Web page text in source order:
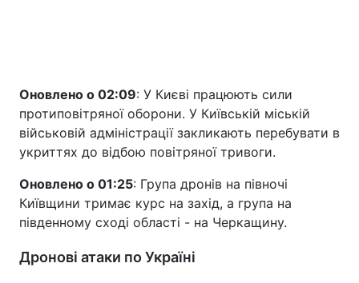
Оновлено о 02:09: У Києві працюють сили
протиповітряної оборони. У Київській міській
військовій адміністрації закликають перебувати в
укриттях до відбою повітряної тривоги.
Оновлено о 01:25: Група дронів на півночі
Київщини тримає курс на захід, а група на
південному сході області - на Черкащину.
Дронові атаки по Україні